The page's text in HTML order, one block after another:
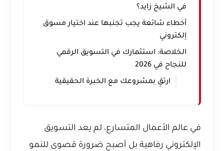
في الشيخ زايد؟
أخطاء شائعة يجب تجنبها عند اختيار مسوق
إلكتروني
الخلاصة: استثمارك في التسويق الرقمي
للنجاح في 2026
ارتقِ بمشروعك مع الخبرة الحقيقية
في عالم الأعمال المتسارع، لم يعد التسويق
الإلكتروني رفاهية بل أصبح ضرورة قصوى للنمو